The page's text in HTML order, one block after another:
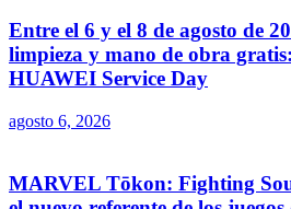
Entre el 6 y el 8 de agosto de
limpieza y mano de obra
HUAWEI Service Day
agosto 6, 2026
MARVEL Tōkon: Fighting